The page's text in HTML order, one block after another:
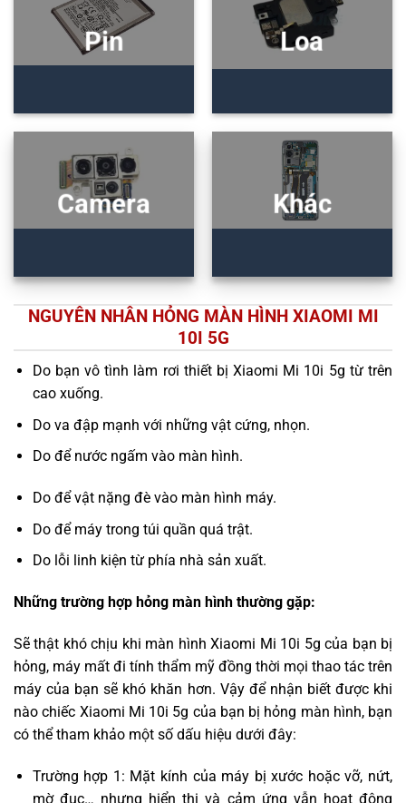
Pin Loa
Camera Khác
NGUYÊN NHÂN HỎNG MÀN HÌNH XIAOMI MI
10I 5G
Do bạn vô tình làm rơi thiết bị Xiaomi Mi 10i 5g từ trên
cao xuống.
Do va đập mạnh với những vật cứng, nhọn.
Do để nước ngấm vào màn hình.
Do để vật nặng đè vào màn hình máy.
Do để máy trong túi quần quá trật.
Do lỗi linh kiện từ phía nhà sản xuất.
Những trường hợp hỏng màn hình thường gặp:
Sẽ thật khó chịu khi màn hình Xiaomi Mi 10i 5g của bạn bị
hỏng, máy mất đi tính thẩm mỹ đồng thời mọi thao tác trên
máy của bạn sẽ khó khăn hơn. Vậy để nhận biết được khi
nào chiếc Xiaomi Mi 10i 5g của bạn bị hỏng màn hình, bạn
có thể tham khảo một số dấu hiệu dưới đây:
Trường hợp 1: Mặt kính của máy bị xước hoặc vỡ, nứt,
mờ đục… nhưng hiển thị và cảm ứng vẫn hoạt động